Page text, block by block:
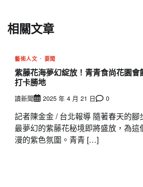
相關文章
藝術人文 要聞
紫藤花海夢幻綻放！青青食尚花園會
打卡勝地
讀新聞 2025 年 4 月 21 日 0
記者陳金金 / 台北報導 隨著春天的腳
最夢幻的紫藤花秘境即將盛放，為這
漫的紫色氛圍。青青 […]